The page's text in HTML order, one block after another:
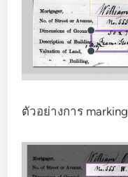
ตัวอย่างการ marking